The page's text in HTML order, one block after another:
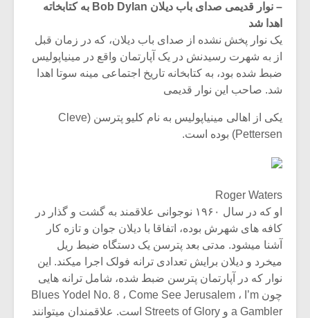
– نوار قدیمی صدای باب دیلان Bob Dylan به کتابخاته
اهدا شد
یک نوار پخش نشده از صدای باب دیلان، که در زمان قبل
از به شهرت رسیدنش در یک آپارتمان واقع در مینیاپولیس
ضبط شده بود، به کتابخانه تاریخ اجتماعی مینه سوتا اهدا
شد. صاحب این نوار قدیمی
یکی از اهالی مینیاپولیس به نام کلیو پترسن (Cleve
Pettersen) بوده است.
Roger Waters
او که در سال ۱۹۶۰ نوجوانی علاقمند به گشت و گذار در
کافه های شهرش بوده، اتفاقا با دیلان جوان و تازه کار
آشنا میشود. مدتی بعد پترسن یک دستگاه ضبط ریل
میخرد و دیلان برایش تعدادی ترانه فولک اجرا میکند. این
نوار که در آپارتمان پترسن ضبط شده، شامل ترانه هایی
چون Blues Yodel No. 8 ، Come See Jerusalem ، I’m
a Gambler و Streets of Glory است. علاقمندان میتوانند